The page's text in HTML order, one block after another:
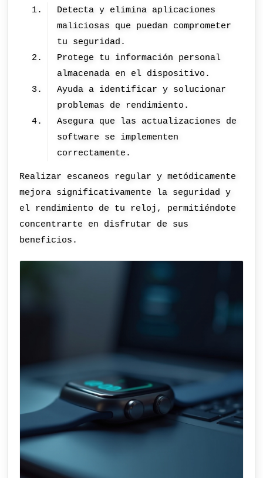
Detecta y elimina aplicaciones
maliciosas que puedan comprometer
tu seguridad.
Protege tu información personal
almacenada en el dispositivo.
Ayuda a identificar y solucionar
problemas de rendimiento.
Asegura que las actualizaciones de
software se implementen
correctamente.
Realizar escaneos regular y metódicamente
mejora significativamente la seguridad y
el rendimiento de tu reloj, permitiéndote
concentrarte en disfrutar de sus
beneficios.